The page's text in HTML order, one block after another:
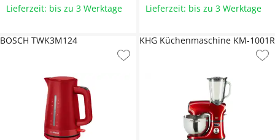
Lieferzeit: bis zu 3 Werktage Lieferzeit: bis zu 3 Werktage
BOSCH TWK3M124 KHG Küchenmaschine KM-1001R